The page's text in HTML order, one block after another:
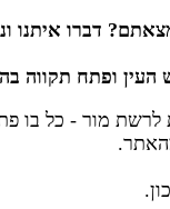
דברו איתנו
ופתח תקווה
לרשת מור - כל בו